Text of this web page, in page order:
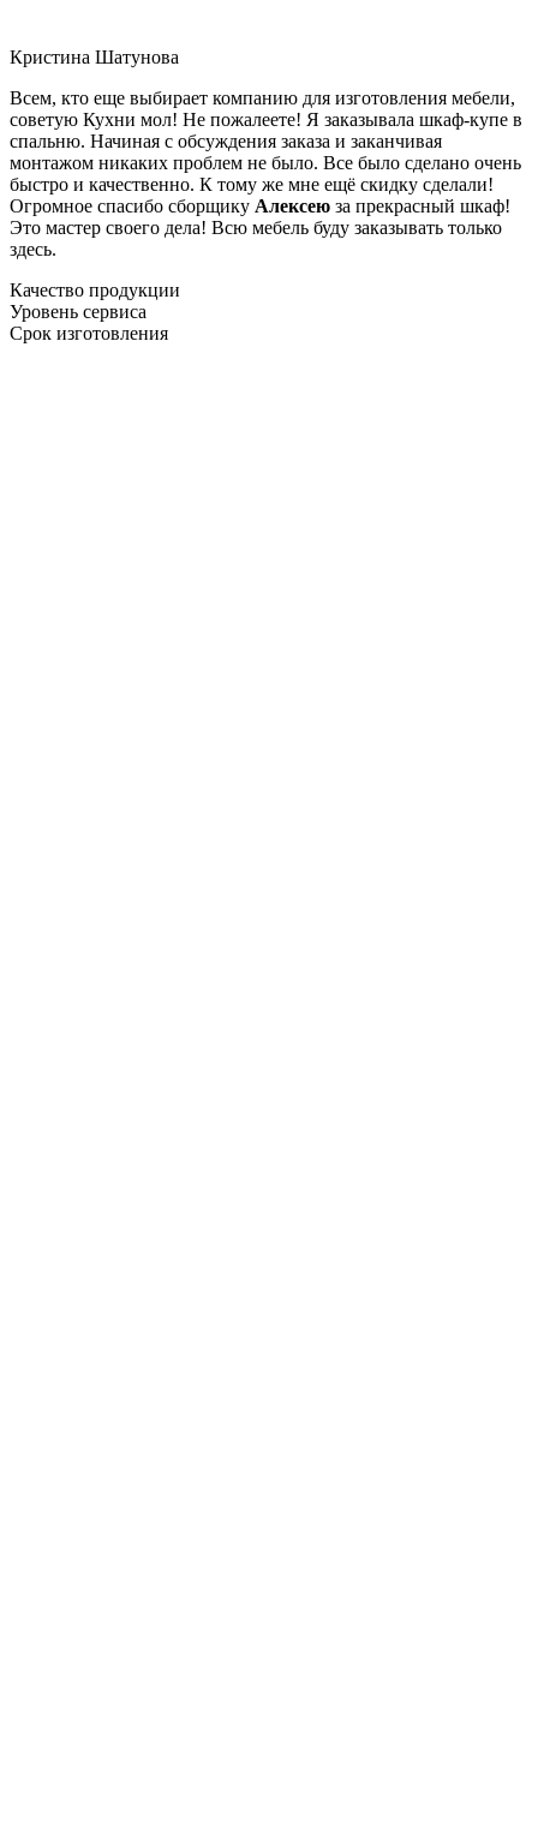
Кристина Шатунова
Всем, кто еще выбирает компанию для изготовления мебели,
советую Кухни мол! Не пожалеете! Я заказывала шкаф-купе в
спальню. Начиная с обсуждения заказа и заканчивая
монтажом никаких проблем не было. Все было сделано очень
быстро и качественно. К тому же мне ещё скидку сделали!
Огромное спасибо сборщику Алексею за прекрасный шкаф!
Это мастер своего дела! Всю мебель буду заказывать только
здесь.
Качество продукции
Уровень сервиса
Срок изготовления